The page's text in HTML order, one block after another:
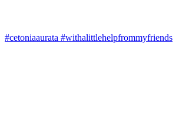
#cetoniaaurata #withalittlehelpfrommyfriends